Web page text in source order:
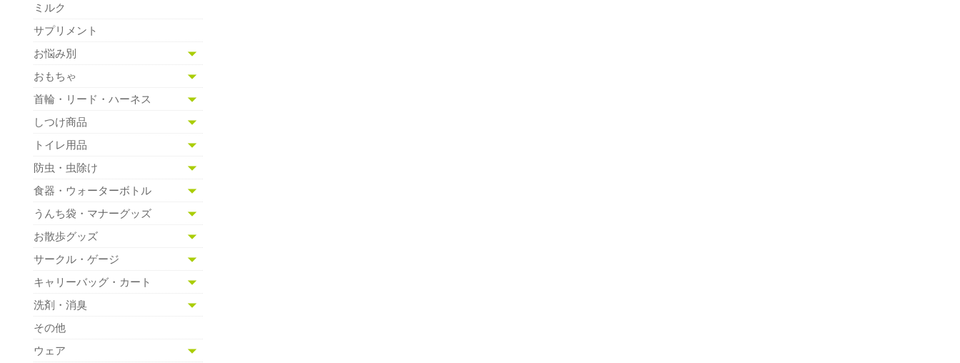
ミルク
サプリメント
お悩み別
おもちゃ
首輪・リード・ハーネス
しつけ商品
トイレ用品
防虫・虫除け
食器・ウォーターボトル
うんち袋・マナーグッズ
お散歩グッズ
サークル・ゲージ
キャリーバッグ・カート
洗剤・消臭
その他
ウェア